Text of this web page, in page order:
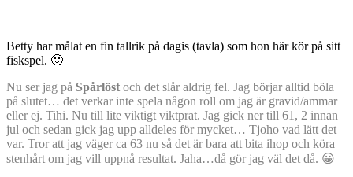
Betty har målat en fin tallrik på dagis (tavla) som hon här kör på sitt
fiskspel. 🙂
Nu ser jag på Spårlöst och det slår aldrig fel. Jag börjar alltid böla
på slutet… det verkar inte spela någon roll om jag är gravid/ammar
eller ej. Tihi. Nu till lite viktigt viktprat. Jag gick ner till 61, 2 innan
jul och sedan gick jag upp alldeles för mycket… Tjoho vad lätt det
var. Tror att jag väger ca 63 nu så det är bara att bita ihop och köra
stenhårt om jag vill uppnå resultat. Jaha…då gör jag väl det då. 😀